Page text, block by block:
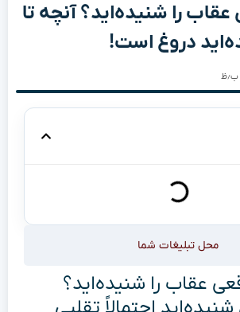
را شنیده‌اید؟ آنچه تا
دروغ است!
محل تبلیغات شما
عقاب را شنیده‌اید؟